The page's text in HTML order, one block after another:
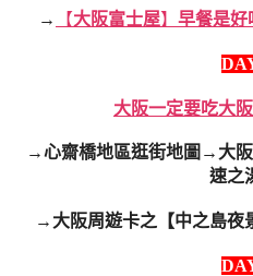
→ 【大阪富士屋】 早餐是好
大阪一定要吃大
→心齋橋地區逛街地圖 → 大
速之
→大阪周遊卡之【中之島夜